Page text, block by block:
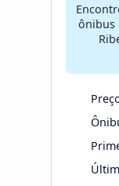
ônibus